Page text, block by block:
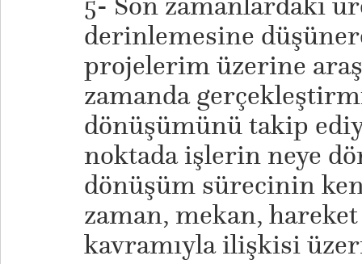
derinlemesine
projelerim üzerine
zamanda
dönüşümünü takip
noktada işlerin neye
dönüşüm sürecinin
zaman, mekan,
kavramıyla ilişkisi